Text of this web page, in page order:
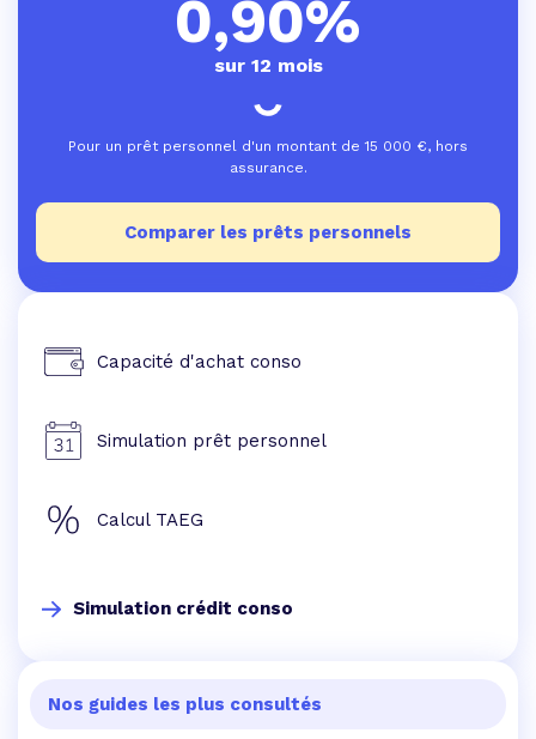
0,90%
sur 12 mois
Pour un prêt personnel d'un montant de 15 000 €, hors
assurance.
Comparer les prêts personnels
Capacité d'achat conso
Simulation prêt personnel
Calcul TAEG
Simulation crédit conso
Nos guides les plus consultés